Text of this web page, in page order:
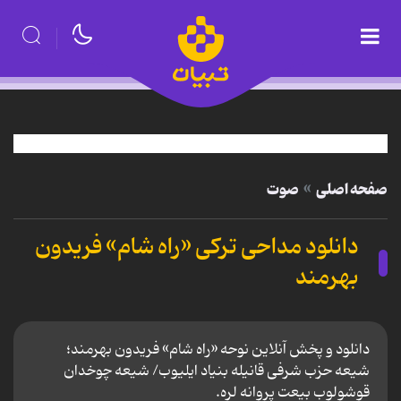
صفحه اصلی صوت
دانلود مداحی ترکی «راه شام» فریدون
بهرمند
دانلود و پخش آنلاین نوحه «راه شام» فریدون بهرمند؛
شیعه حزب شرفی قانیله بنیاد ایلیوب/ شیعه چوخدان
قوشولوب بیعت پروانه لره.